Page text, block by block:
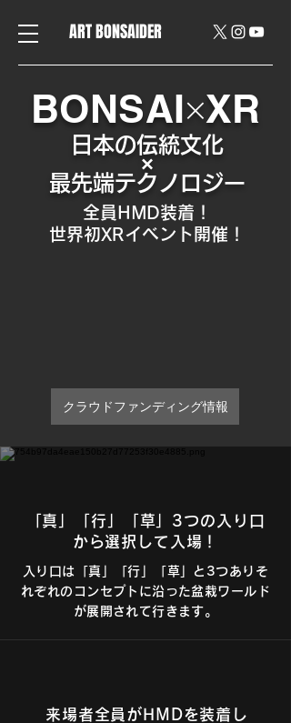
ART BONSAIDER
BONSAI×XR
日本の伝統文化
×
最先端テクノロジー
全員HMD装着！
​世界初XRイベント開催！
クラウドファンディング情報
「真」「行」「草」3つの入り口
から選択して入場！
入り口は「真」「行」「草」と3つありそ
れぞれのコンセプトに沿った盆栽ワールド
が展開されて行きます。
来場者全員がHMDを装着し